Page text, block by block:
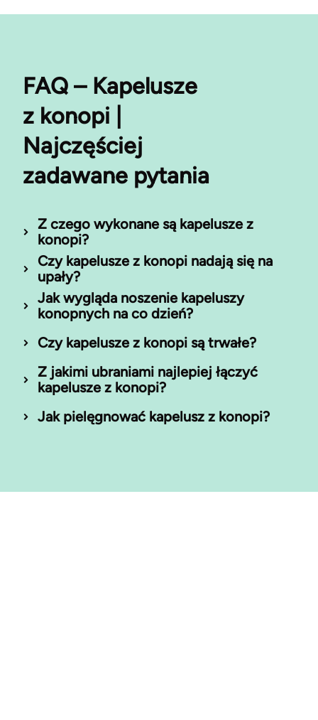
FAQ – Kapelusze
z konopi |
Najczęściej
zadawane pytania
Z czego wykonane są kapelusze z
konopi?
Czy kapelusze z konopi nadają się na
upały?
Jak wygląda noszenie kapeluszy
konopnych na co dzień?
Czy kapelusze z konopi są trwałe?
Z jakimi ubraniami najlepiej łączyć
kapelusze z konopi?
Jak pielęgnować kapelusz z konopi?